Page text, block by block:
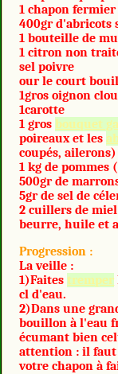
1 chapon
400gr d'abricots
1 bouteille de
1 citron non
sel poivre
our le court
1gros oignon
1carotte
1 gros bouquet
poireaux et les
coupés, ailerons)
1 kg de pommes
500gr de
5gr de sel de
2 cuillers de
beurre, huile et
Progression :
La veille :
1)Faitestremper
cl d'eau.
2)Dans une
bouillon à l'eau
écumant bien
attention : il faut
votre chapon à